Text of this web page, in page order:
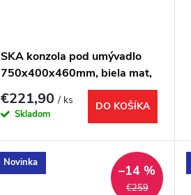
SKA konzola pod umývadlo
750x400x460mm, biela mat,
s bielou MDF policou
€221,90/ ks
Skladom
DO KOŠÍKA
Novinka
€259
–14 %